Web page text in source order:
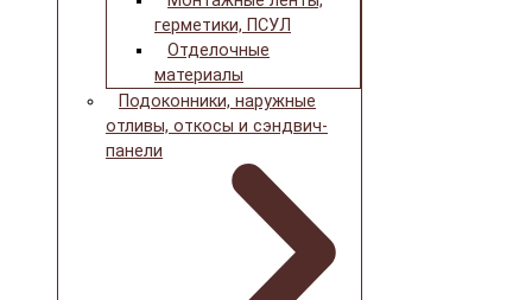
герметики, ПСУЛ
Отделочные
материалы
Подоконники, наружные
отливы, откосы и сэндвич-
панели